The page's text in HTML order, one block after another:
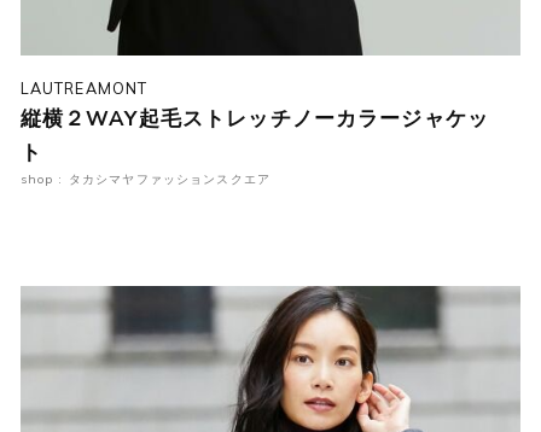
LAUTREAMONT
縦横２WAY起毛ストレッチノーカラージャケッ
ト
shop : タカシマヤファッションスクエア